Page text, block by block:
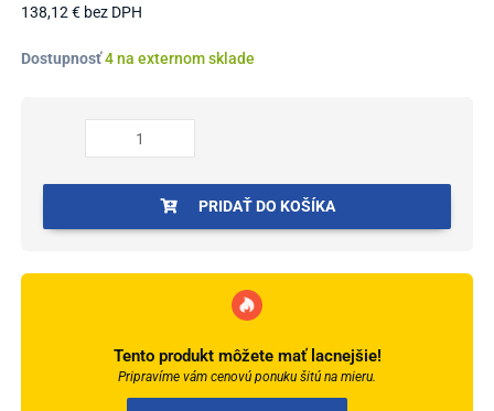
138,12 € bez DPH
Dostupnosť4 na externom sklade
množstvo
balenie
PRIDAŤ DO KOŠÍKA
Tento produkt môžete mať lacnejšie!
Pripravíme vám cenovú ponuku šitú na mieru.